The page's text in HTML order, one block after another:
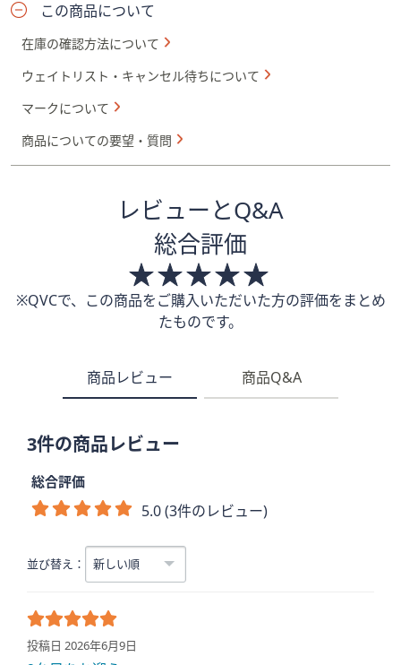
この商品について
在庫の確認方法について
ウェイトリスト・キャンセル待ちについて
マークについて
商品についての要望・質問
レビューとQ&A
総合評価
※QVCで、この商品をご購入いただいた方の評価をまとめ
たものです。
商品レビュー 商品Q&A
3件の商品レビュー
総合評価
5.0 (3件のレビュー)
並び替え：
投稿日 2026年6月9日